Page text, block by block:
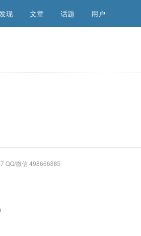
现 文章 话题 用户
QQ/微信 498666885